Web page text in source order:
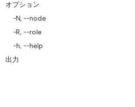
オプション
-N, --node
-R, --role
-h, --help
出力